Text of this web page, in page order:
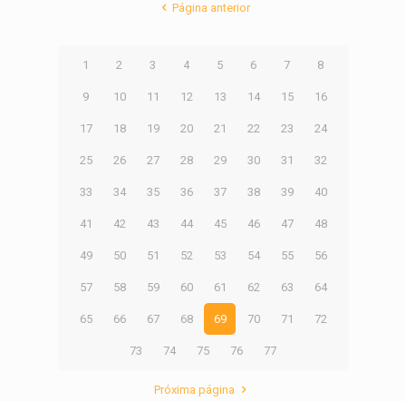
Página anterior
1 2 3 4 5 6 7 8
9 10 11 12 13 14 15 16
17 18 19 20 21 22 23 24
25 26 27 28 29 30 31 32
33 34 35 36 37 38 39 40
41 42 43 44 45 46 47 48
49 50 51 52 53 54 55 56
57 58 59 60 61 62 63 64
65 66 67 68 69 70 71 72
73 74 75 76 77
Próxima página